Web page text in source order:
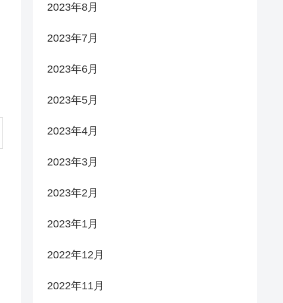
2023年8月
2023年7月
2023年6月
2023年5月
2023年4月
2023年3月
2023年2月
2023年1月
2022年12月
2022年11月